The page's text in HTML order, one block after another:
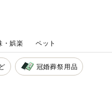
・娯楽 ペット
冠婚葬祭用品